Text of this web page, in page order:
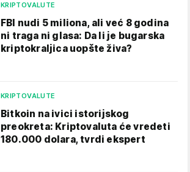
KRIPTOVALUTE
FBI nudi 5 miliona, ali već 8 godina
ni traga ni glasa: Da li je bugarska
kriptokraljica uopšte živa?
KRIPTOVALUTE
Bitkoin na ivici istorijskog
preokreta: Kriptovaluta će vredeti
180.000 dolara, tvrdi ekspert